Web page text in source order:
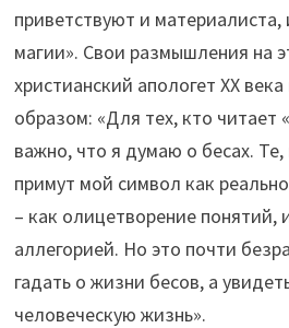
приветствуют и
магии». Свои размышления на
христианский апологет XX
образом: «Для тех, кто читает
важно, что я думаю о бесах. Те,
примут мой символ как
– как олицетворение понятий,
аллегорией. Но это почти
гадать о жизни бесов, а
человеческую жизнь».